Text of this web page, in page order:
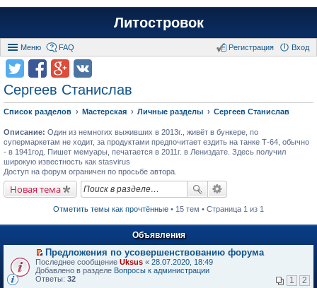
Литостровок
Меню FAQ Вход
Регистрация
Сергеев Станислав
Список разделов Мастерская Личные разделы Сергеев Станислав
Описание: Один из немногих выживших в 2013г., живёт в бункере, по
супермаркетам не ходит, за продуктами предпочитает ездить на танке Т-64, обычно
- в 1941год. Пишет мемуары, печатается в 2011г. в Лениздате. Здесь получил
широкую известность как stasvirus
Доступ на форум ограничен по просьбе автора.
Новая тема
Отметить темы как прочтённые • 15 тем • Страница 1 из 1
Объявления
П
е
р
Предложения по усовершенствованию форума
Последнее сообщение Uksus « 28.07.2020, 18:49
Добавлено в разделе Вопросы к администрации
Ответы: 32 1 2